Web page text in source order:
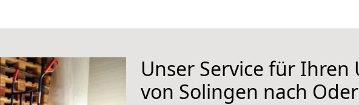
Unser Service für Ihren
von Solingen nach